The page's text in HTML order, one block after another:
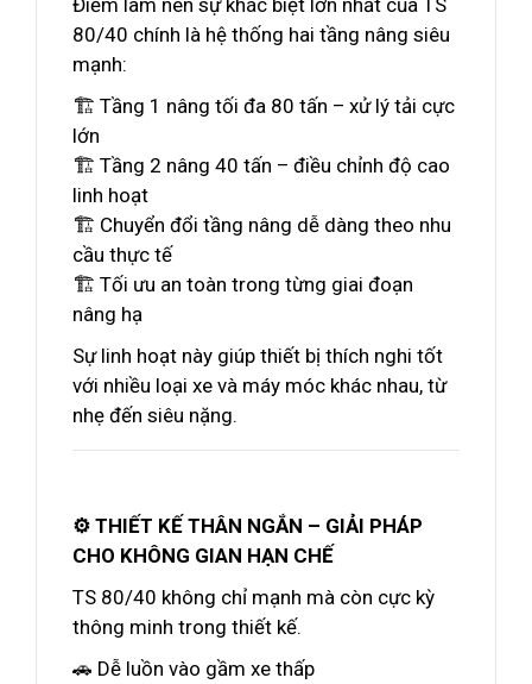
Điểm làm nên sự khác biệt lớn nhất của TS
80/40 chính là hệ thống hai tầng nâng siêu
mạnh:
🏗️ Tầng 1 nâng tối đa 80 tấn – xử lý tải cực
lớn
🏗️ Tầng 2 nâng 40 tấn – điều chỉnh độ cao
linh hoạt
🏗️ Chuyển đổi tầng nâng dễ dàng theo nhu
cầu thực tế
🏗️ Tối ưu an toàn trong từng giai đoạn
nâng hạ
Sự linh hoạt này giúp thiết bị thích nghi tốt
với nhiều loại xe và máy móc khác nhau, từ
nhẹ đến siêu nặng.
⚙️ THIẾT KẾ THÂN NGẮN – GIẢI PHÁP
CHO KHÔNG GIAN HẠN CHẾ
TS 80/40 không chỉ mạnh mà còn cực kỳ
thông minh trong thiết kế.
🚗 Dễ luồn vào gầm xe thấp